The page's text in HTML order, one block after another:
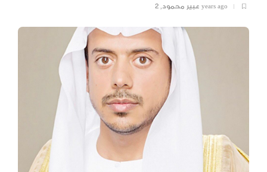
عبير محمود, 2 years ago